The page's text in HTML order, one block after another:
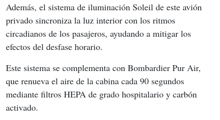
Además, el sistema de iluminación Soleil de este avión
privado sincroniza la luz interior con los ritmos
circadianos de los pasajeros, ayudando a mitigar los
efectos del desfase horario.
Este sistema se complementa con Bombardier Pur Air,
que renueva el aire de la cabina cada 90 segundos
mediante filtros HEPA de grado hospitalario y carbón
activado.